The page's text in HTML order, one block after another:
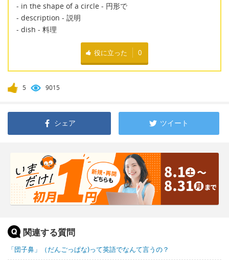
- in the shape of a circle - 円形で
- description - 説明
- dish - 料理
役に立った 0
5 9015
シェア ツイート
関連する質問
「団子鼻」（だんごっぱな)って英語でなんて言うの？